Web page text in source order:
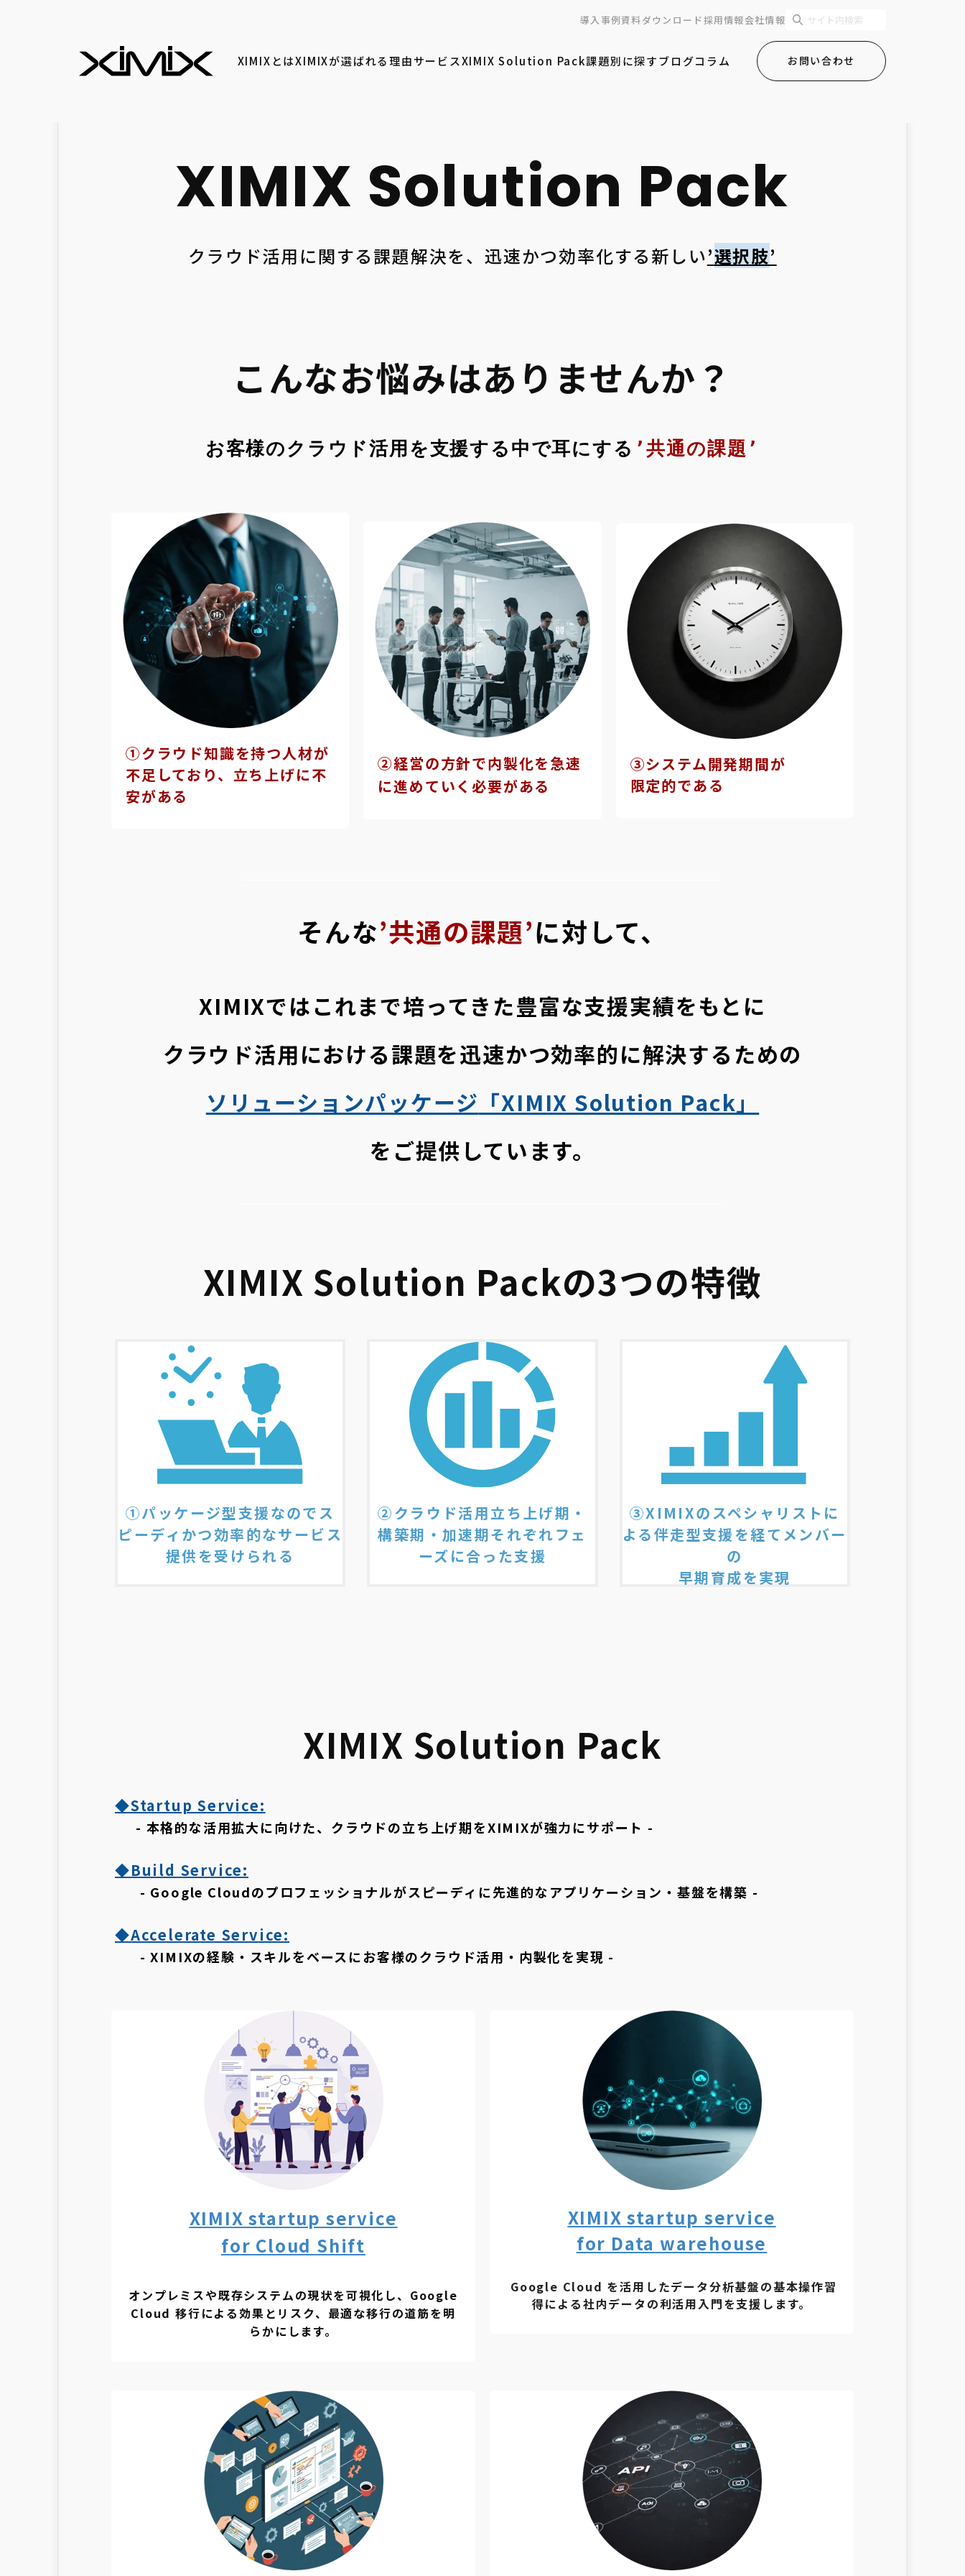
導入事例資料ダウンロード採用情報会社情報
XIMIXとはXIMIXが選ばれる理由サービスXIMIX Solution Pack課題別に探すブログコラム お問い合わせ
クラウド活用に関する課題解決を、迅速かつ効率化する新しい’選択肢’
こんなお悩みはありませんか？
お客様のクラウド活用を支援する中で耳にする ’共通の課題’
①クラウド知識を持つ人材が
不足しており、立ち上げに不
安がある
②経営の方針で内製化を急速
に進めていく必要がある
③システム開発期間が
限定的である
そんな’共通の課題’に対して、
XIMIXではこれまで培ってきた豊富な支援実績をもとに
クラウド活用における課題を迅速かつ効率的に解決するための
ソリューションパッケージ 「XIMIX Solution Pack」
をご提供しています。
XIMIX Solution Packの3つの特徴
①パッケージ型支援なのでス
ピーディかつ効率的なサービス
提供を受けられる
②クラウド活用立ち上げ期・
構築期・加速期それぞれフェ
ーズに合った支援
③XIMIXのスペシャリストに
よる伴走型支援を経てメンバー
の
早期育成を実現
XIMIX Solution Pack
◆Startup Service:
- 本格的な活用拡大に向けた、クラウドの立ち上げ期をXIMIXが強力にサポート -
◆Build Service:
- Google Cloudのプロフェッショナルがスピーディに先進的なアプリケーション・基盤を構築 -
◆Accelerate Service:
- XIMIXの経験・スキルをベースにお客様のクラウド活用・内製化を実現 -
XIMIX startup service
for Cloud Shift
オンプレミスや既存システムの現状を可視化し、Google
Cloud 移行による効果とリスク、最適な移行の道筋を明
らかにします。
XIMIX startup service
for Data warehouse
Google Cloud を活用したデータ分析基盤の基本操作習
得による社内データの利活用入門を支援します。